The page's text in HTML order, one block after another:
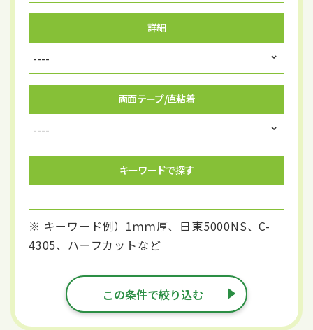
詳細
両面テープ/直粘着
キーワードで探す
※ キーワード例）1ｍｍ厚、日東5000NS、C-
4305、ハーフカットなど